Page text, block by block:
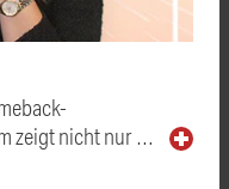
zeigt nicht nur …